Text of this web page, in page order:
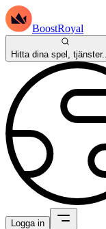
BoostRoyal
Hitta dina spel, tjänster...
Logga in